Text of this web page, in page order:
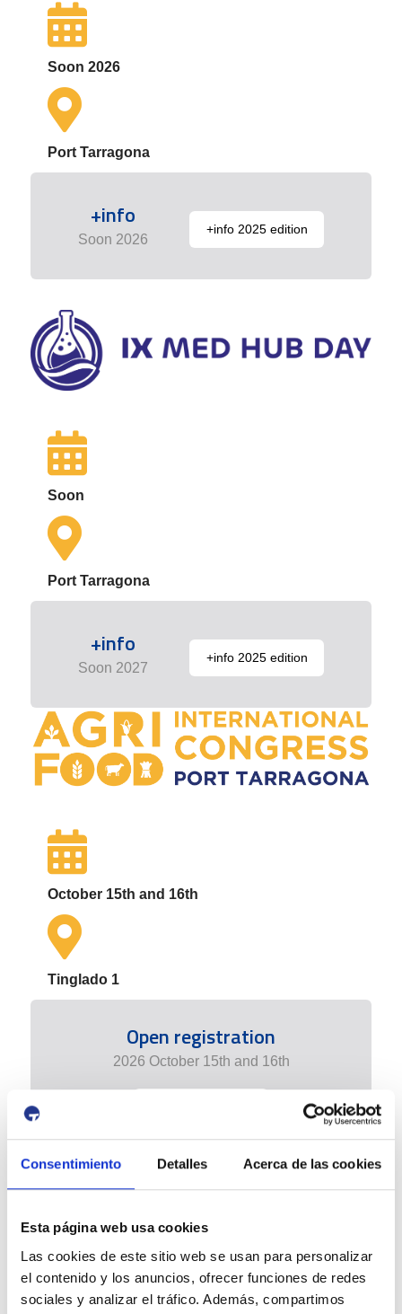
Consentimiento Detalles Acerca de las cookies
Esta página web usa cookies
Las cookies de este sitio web se usan para personalizar
el contenido y los anuncios, ofrecer funciones de redes
sociales y analizar el tráfico. Además, compartimos
Soon 2026
Port Tarragona
+info
Soon 2026
+info 2025 edition
Soon
Port Tarragona
+info
Soon 2027
+info 2025 edition
October 15th and 16th
Tinglado 1
Open registration
2026 October 15th and 16th